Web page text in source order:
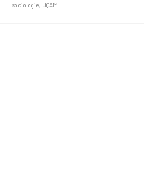
sociologie, UQAM